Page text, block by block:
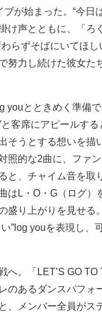
ブが始まった。“今日
け声とともに、「ろ
らずそばにいてほ
努力し続けた彼女た
youとときめく準備
客席にアピールす
そうとする想いを
照的な2曲に、ファ
と、チャイム音を取
はL・O・G（ログ
盛り上がりを見せる
”log youを表現し
へ。「LET’S GO
のあるダンスパフォ
、メンバー全員がス